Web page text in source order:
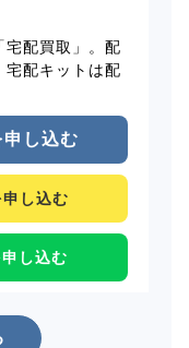
宅配買取」。配
宅配キットは配
し込む
し込む
し込む